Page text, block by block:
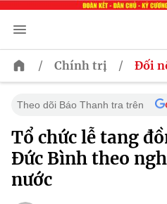
/ Chính trị / Đối
Theo dõi Báo Thanh tra trên
Tổ chức lễ tang
Đức Bình theo
nước